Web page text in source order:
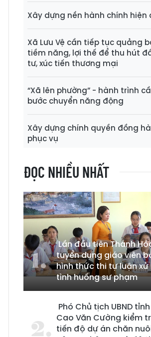
Xây dựng nền hành chính hiện
Xã Lưu Vệ cần tiếp tục quảng
tiềm năng, lợi thế để thu hút
tư, xúc tiến thương mại
“Xã lên phường” - hành trình
bước chuyển năng động
Xây dựng chính quyền đồng
phục vụ
ĐỌC NHIỀU NHẤT
Lần đầu tiên Thanh
tuyển dụng giáo viên
hình thức thi tự luận xử
tình huống sư phạm
Phó Chủ tịch UBND tỉnh
Cao Văn Cường kiểm
tiến độ dự án chăn